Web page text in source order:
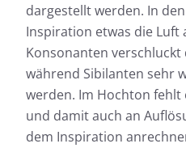
dargestellt werden. In
Inspiration etwas die Luft
Konsonanten
während Sibilanten sehr
werden. Im Hochton fehlt
und damit auch an
dem Inspiration